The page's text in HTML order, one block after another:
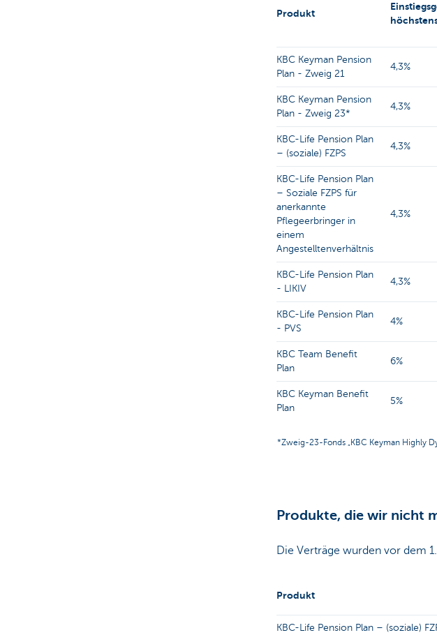
Produkt
KBC Keyman Pension
Plan - Zweig 21
4,3%
KBC Keyman Pension
Plan - Zweig 23*
4,3%
KBC-Life Pension Plan
– (soziale) FZPS
4,3%
KBC-Life Pension Plan
– Soziale FZPS für
anerkannte
Pflegeerbringer in
einem
Angestelltenverhältnis
4,3%
KBC-Life Pension Plan
- LIKIV
4,3%
KBC-Life Pension Plan
- PVS
4%
KBC Team Benefit
Plan
6%
KBC Keyman Benefit
Plan
5%
*Zweig-23-Fonds „KBC Keyman Highly
Produkte, die wir nicht
Die Verträge wurden vor dem
Produkt
KBC-Life Pension Plan – (soziale)